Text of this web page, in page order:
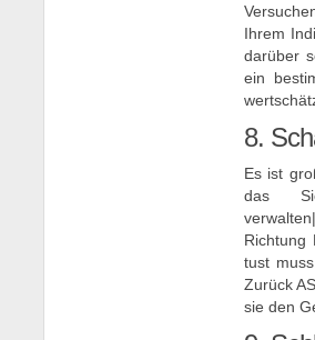
Ihrem
darüber
ein
8.
Es ist
das
tust
Zurück
sie den